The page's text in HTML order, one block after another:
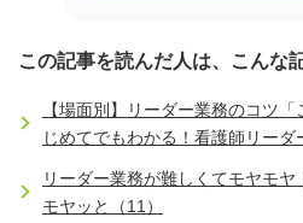
この記事を読んだ人は、こんな
【場面別】リーダー業務のコツ
じめてでもわかる！看護師リーダ
リーダー業務が難しくてモヤモ
モヤッと（11）